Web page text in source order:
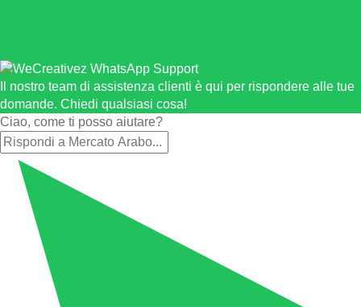
Il nostro team di assistenza clienti è qui per rispondere alle tue
domande. Chiedi qualsiasi cosa!
Ciao, come ti posso aiutare?